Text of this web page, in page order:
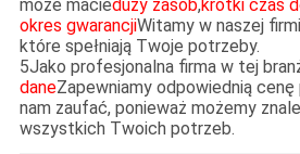
może macieduży zasób,krótki czas
okres gwarancjiWitamy w naszej
które spełniają Twoje potrzeby.
5Jako profesjonalna firma w tej
daneZapewniamy odpowiednią
nam zaufać, ponieważ możemy
wszystkich Twoich potrzeb.